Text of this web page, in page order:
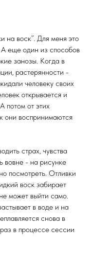
на воск”. Для меня это
еще один из способов
занозы. Когда в
растерянности -
человеку своих
открывается и
потом от этих
они воспринимаются
страх, чувства
вовне - на рисунке
посмотреть. Отливки
воск забирает
может выйти само.
в воде и на
снова в
в процессе сессии